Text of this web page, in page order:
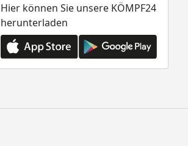
Hier können Sie unsere KÖMPF24
herunterladen